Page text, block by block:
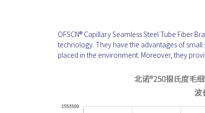
OFSCN® Capillary Seamless Steel Tube Fiber
technology. They have the advantages of
placed in the environment. Moreover, they